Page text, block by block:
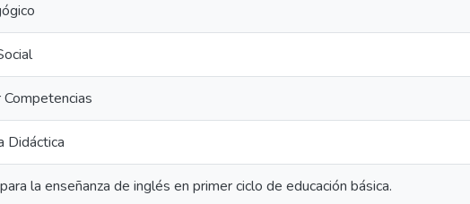
Didáctica
la enseñanza de inglés en primer ciclo de educación básica.